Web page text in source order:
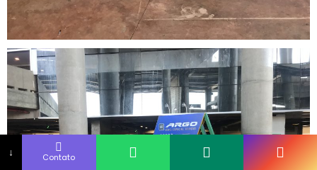
↓ Contato